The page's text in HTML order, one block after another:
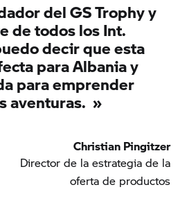
delGS Trophyy
de todos los Int.
decir que esta
para Albania y
para emprender
aventuras. »
Christian Pingitzer
Director de la estrategia de la
oferta de productos